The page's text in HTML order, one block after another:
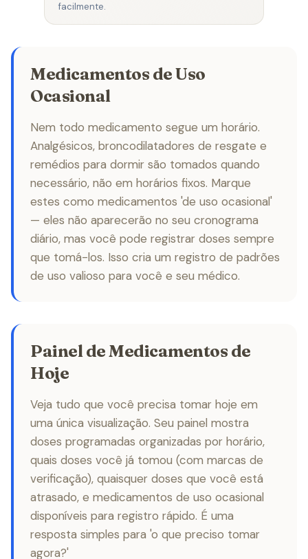
facilmente.
Medicamentos de Uso
Ocasional
Nem todo medicamento segue um horário.
Analgésicos, broncodilatadores de resgate e
remédios para dormir são tomados quando
necessário, não em horários fixos. Marque
estes como medicamentos 'de uso ocasional'
— eles não aparecerão no seu cronograma
diário, mas você pode registrar doses sempre
que tomá-los. Isso cria um registro de padrões
de uso valioso para você e seu médico.
Painel de Medicamentos de
Hoje
Veja tudo que você precisa tomar hoje em
uma única visualização. Seu painel mostra
doses programadas organizadas por horário,
quais doses você já tomou (com marcas de
verificação), quaisquer doses que você está
atrasado, e medicamentos de uso ocasional
disponíveis para registro rápido. É uma
resposta simples para 'o que preciso tomar
agora?'